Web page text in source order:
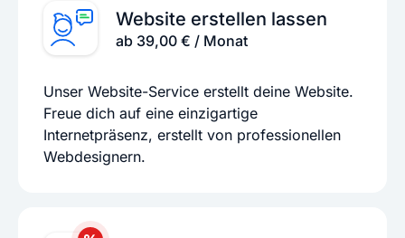
Website erstellen lassen
ab 39,00 € / Monat
Unser Website-Service erstellt deine Website.
Freue dich auf eine einzigartige
Internetpräsenz, erstellt von professionellen
Webdesignern.